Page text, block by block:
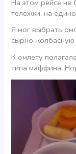
На этом рейсе не
тележки, на
Я мог выбрать
сырно-колбасную
К омлету
типа маффина.